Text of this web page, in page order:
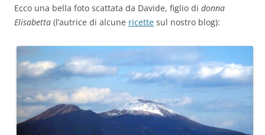
Ecco una bella foto scattata da Davide, figlio di donna
Elisabetta (l’autrice di alcune ricette sul nostro blog):